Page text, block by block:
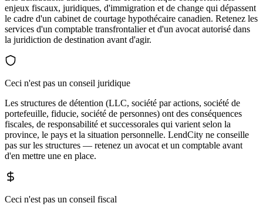
enjeux fiscaux, juridiques, d'immigration et de change qui dépassent
le cadre d'un cabinet de courtage hypothécaire canadien. Retenez les
services d'un comptable transfrontalier et d'un avocat autorisé dans
la juridiction de destination avant d'agir.
Ceci n'est pas un conseil juridique
Les structures de détention (LLC, société par actions, société de
portefeuille, fiducie, société de personnes) ont des conséquences
fiscales, de responsabilité et successorales qui varient selon la
province, le pays et la situation personnelle. LendCity ne conseille
pas sur les structures — retenez un avocat et un comptable avant
d'en mettre une en place.
Ceci n'est pas un conseil fiscal